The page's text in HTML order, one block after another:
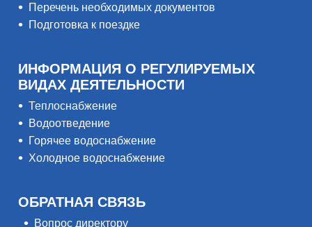
Перечень необходимых документов
Подготовка к поездке
ИНФОРМАЦИЯ О РЕГУЛИРУЕМЫХ
ВИДАХ ДЕЯТЕЛЬНОСТИ
Теплоснабжение
Водоотведение
Горячее водоснабжение
Холодное водоснабжение
ОБРАТНАЯ СВЯЗЬ
Вопрос директору